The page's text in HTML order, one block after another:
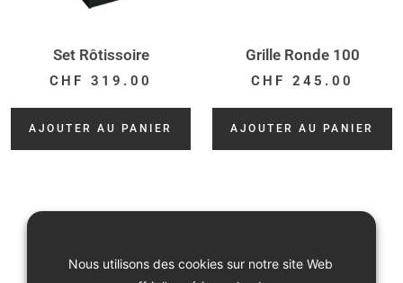
Set Rôtissoire
CHF 319.00
AJOUTER AU PANIER
Grille Ronde 100
CHF 245.00
AJOUTER AU PANIER
Nous utilisons des cookies sur notre site Web